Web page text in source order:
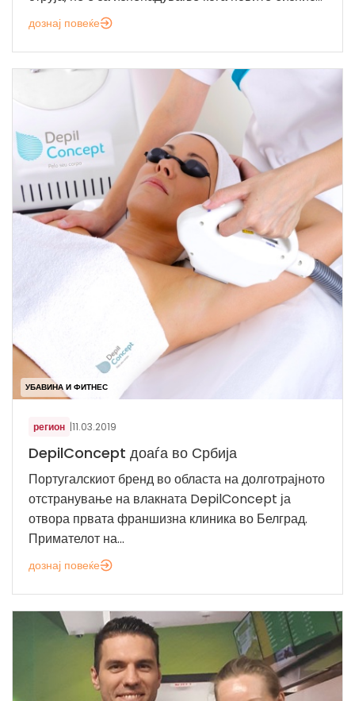
дознај повеќе
УБАВИНА И ФИТНЕС
регион |11.03.2019
DepilConcept доаѓа во Србија
Португалскиот бренд во областа на долготрајното
отстранување на влакната DepilConcept ја
отвора првата франшизна клиника во Белград.
Примателот на...
дознај повеќе